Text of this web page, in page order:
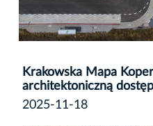
Krakowska Mapa
architektoniczną
2025-11-18